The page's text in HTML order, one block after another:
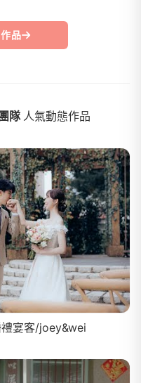
品
隊 人氣動態作品
禮宴客/joey&wei